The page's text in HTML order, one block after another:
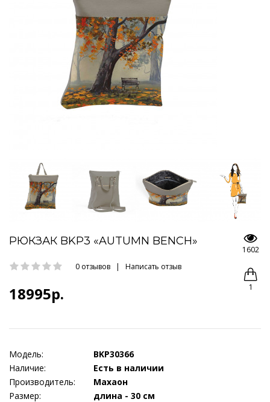
РЮКЗАК BKP3 «AUTUMN BENCH»
0 отзывов | Написать отзыв
18995р.
1602
1
Модель:
BKP30366
Наличие:
Есть в наличии
Производитель:
Махаон
Размер:
длина - 30 см